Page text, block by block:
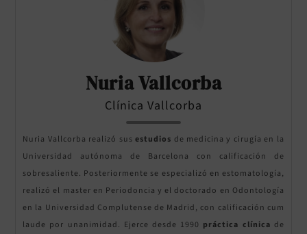
Nuria Vallcorba
Clínica Vallcorba
Nuria Vallcorba realizó susestudios de medicina y cirugía en la
Universidad autónoma de Barcelona con calificación de
sobresaliente. Posteriormente se especializó en estomatología,
realizó el master en Periodoncia y el doctorado en Odontología
en la Universidad Complutense de Madrid, con calificación cum
laude por unanimidad. Ejerce desde 1990 práctica clínica de